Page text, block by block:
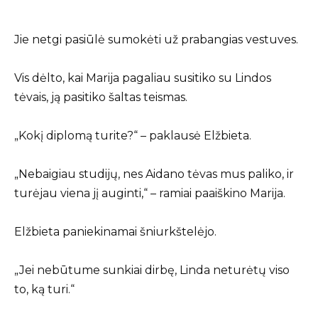
Jie netgi pasiūlė sumokėti už prabangias vestuves.
Vis dėlto, kai Marija pagaliau susitiko su Lindos
tėvais, ją pasitiko šaltas teismas.
„Kokį diplomą turite?“ – paklausė Elžbieta.
„Nebaigiau studijų, nes Aidano tėvas mus paliko, ir
turėjau viena jį auginti,“ – ramiai paaiškino Marija.
Elžbieta paniekinamai šniurkštelėjo.
„Jei nebūtume sunkiai dirbę, Linda neturėtų viso
to, ką turi.“